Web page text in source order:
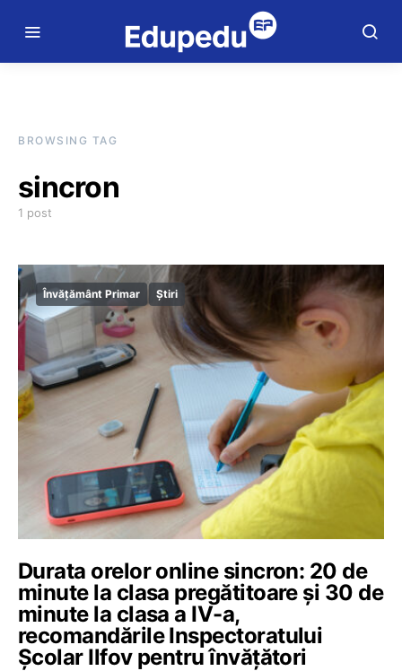
BROWSING TAG
sincron
1 post
Învățământ Primar Știri
Durata orelor online sincron: 20 de
minute la clasa pregătitoare și 30 de
minute la clasa a IV-a,
recomandările Inspectoratului
Școlar Ilfov pentru învățători